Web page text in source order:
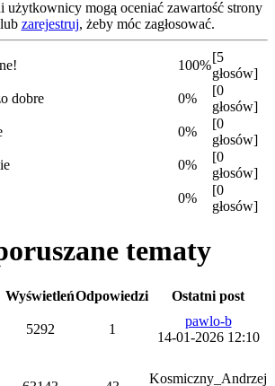
użytkownicy mogą oceniać zawartość strony
zarejestruj, żeby móc zagłosować.
100%
[5
głosów]
0%
[0
głosów]
0%
[0
głosów]
0%
[0
głosów]
0%
[0
głosów]
tematy
WyświetleńOdpowiedzi
Ostatni post
5292 1
pawlo-b
14-01-2026 12:10
Kosmiczny_Andrzej